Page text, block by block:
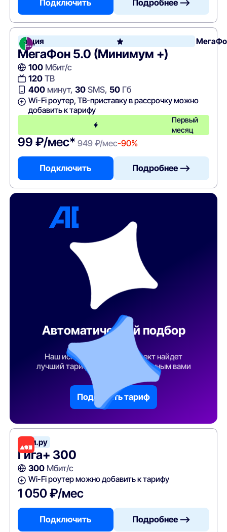
Подключить Подробнее —>
Акция
МегаФон 5.0 (Минимум +)
100Мбит/с
120ТВ
400минут, 30SMS, 50Гб
Wi-Fi роутер, ТВ-приставку в рассрочку можно
добавить к тарифу
Первый
месяц
99 ₽/мес* 949 ₽/мес-90%
Подключить Подробнее —>
Автоматический подбор
тарифа
Наш искусственный интеллект найдет
лучший тарифный план по указанным вами
Подобрать тариф
Дом.ру
Гига+ 300
300Мбит/с
Wi-Fi роутер можно добавить к тарифу
1 050 ₽/мес
Подключить Подробнее —>